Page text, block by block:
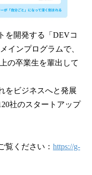
を開発する「DEVコ
インプログラムで、
の卒業生を輩出して
をビジネスへと発展
社のスタートアップ
覧ください： https://g-